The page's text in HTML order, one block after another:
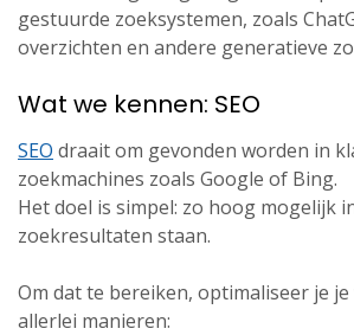
gestuurde zoeksystemen, zoals
overzichten en andere generatieve
Wat we kennen: SEO
SEO draait om gevonden worden in
zoekmachines zoals Google of Bing.
Het doel is simpel: zo hoog mogelijk
zoekresultaten staan.
Om dat te bereiken, optimaliseer je
allerlei manieren: